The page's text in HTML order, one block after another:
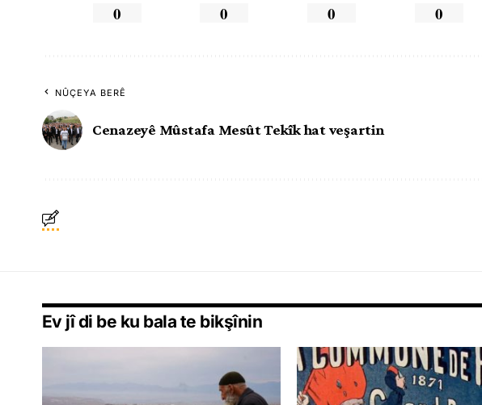
0 0 0 0
NÛÇEYA BERÊ
Cenazeyê Mûstafa Mesût Tekîk hat veşartin
Ev jî di be ku bala te bikşînin